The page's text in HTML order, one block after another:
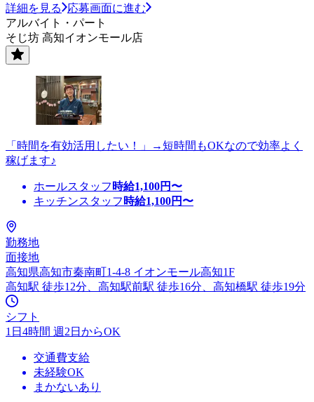
詳細を見る
応募画面に進む
アルバイト・パート
そじ坊 高知イオンモール店
「時間を有効活用したい！」→短時間もOKなので効率よく
稼げます♪
ホールスタッフ 時給1,100円〜
キッチンスタッフ 時給1,100円〜
勤務地
面接地
高知県高知市秦南町1-4-8 イオンモール高知1F
高知駅 徒歩12分、高知駅前駅 徒歩16分、高知橋駅 徒歩19分
シフト
1日4時間 週2日からOK
交通費支給
未経験OK
まかないあり